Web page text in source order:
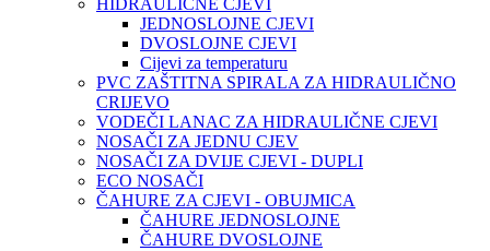
HIDRAULIČNE CJEVI
JEDNOSLOJNE CJEVI
DVOSLOJNE CJEVI
Cijevi za temperaturu
PVC ZAŠTITNA SPIRALA ZA HIDRAULIČNO
CRIJEVO
VODEČI LANAC ZA HIDRAULIČNE CJEVI
NOSAČI ZA JEDNU CJEV
NOSAČI ZA DVIJE CJEVI - DUPLI
ECO NOSAČI
ČAHURE ZA CJEVI - OBUJMICA
ČAHURE JEDNOSLOJNE
ČAHURE DVOSLOJNE